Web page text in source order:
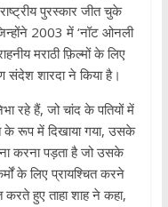
पुरस्कार जीत चुके
2003 में ‘नॉट ओनली
मराठी फ़िल्मों के लिए
संदेश शारदा ने किया है।
रहे हैं, जो चांद के पतियों में
के रूप में दिखाया गया, उसके
करना पड़ता है जो उसके
के लिए प्रायश्चित करने
हुए ताहा शाह ने कहा,